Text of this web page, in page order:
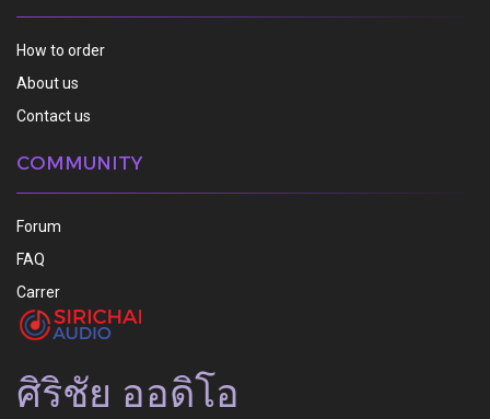
How to order
About us
Contact us
COMMUNITY
Forum
FAQ
Carrer
ศิริชัย ออดิโอ